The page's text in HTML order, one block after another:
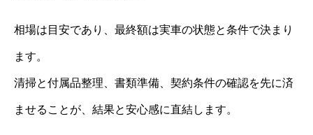
相場は目安であり、最終額は実車の状態と条件で決まり
ます。
清掃と付属品整理、書類準備、契約条件の確認を先に済
ませることが、結果と安心感に直結します。